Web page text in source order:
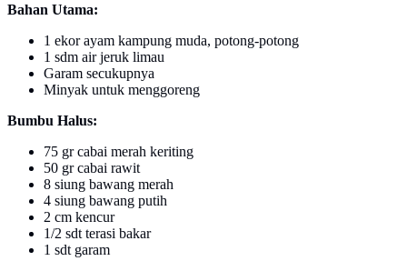
Bahan Utama:
1 ekor ayam kampung muda, potong-potong
1 sdm air jeruk limau
Garam secukupnya
Minyak untuk menggoreng
Bumbu Halus:
75 gr cabai merah keriting
50 gr cabai rawit
8 siung bawang merah
4 siung bawang putih
2 cm kencur
1/2 sdt terasi bakar
1 sdt garam